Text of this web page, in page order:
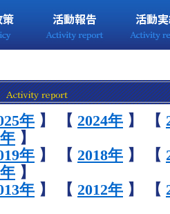
年 】 【 2024年 】 【
】
年 】 【 2018年 】 【
】
年 】 【 2012年 】 【